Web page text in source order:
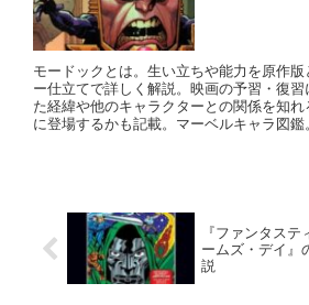
モードックとは。生い立ちや能力を原作版
ー仕立てで詳しく解説。映画の予習・復
た経緯や他のキャラクターとの関係を知れ
に登場するかも記載。マーベルキャラ図鑑
『ファンタス
ームズ・デイ』
説